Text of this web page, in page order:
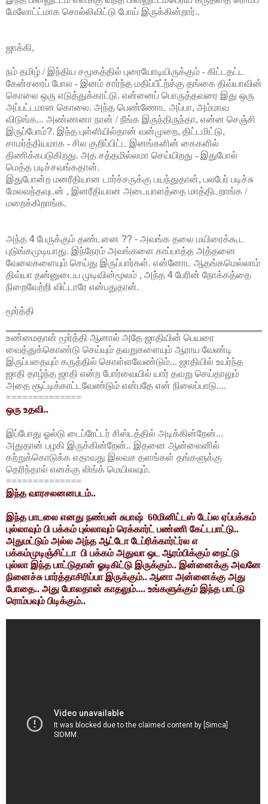
மேலோட்ட்மாக சொல்லிவிட்டு போய் இருக்கின்றார்..
ஜாக்கி,
நம் தமிழ் / இந்திய சமூகத்தில் புரையோடியிருக்கும் - கிட்டதட்ட
கேன்சரைப் போல - இனம் சார்ந்த மதிப்பீட்ற்க்கு தங்கை திவ்யாவின்
கொலை ஒரு எடுத்துக்காட்டு. என்னைப் பொருத்தவரை இது ஒரு
அப்பட்டமான கொலை. அந்த பெண்ணோட அப்பா, அம்மாவ
விடுங்க... அண்ணனா நான் / நீங்க இருந்திருந்தா, என்ன செஞ்சி
இருப்போம்?. இந்த புள்ளியில்தான் வன்முறை, திட்டமிட்டு,
சாமர்த்தியமாக - சில குறிப்பிட்ட இனங்களின் கைகளில்
திணிக்கபடுகிறது. அத சத்தமில்லமா செய்யிறது - இதுபோல்
மெத்த படிச்சவங்கதான்.
இதுபோன்ற மனரீதியான டார்ச்சருக்கு பயந்துதான், பலபேர் படிச்சு
மேலவந்தவுடன் , இனரீதியான அடையாளத்தை மாத்திடறாங்க /
மறைக்கிறாங்க.
அந்த 4 பேருக்கும் தண்டனை ?? - அவங்க தலை மயிரைக்கூட
புடுங்கமுடியாது. இந்நேரம் அவங்களை காப்பாத்த அத்தனை
வேலைகளையும் செய்து இருப்பார்கள். என்னோட ஆதங்கமெல்லாம்
திவ்யா தன்னுடைய முடிவின்மூலம் , அந்த 4 பேரின் நோக்கத்தை
நிறைவேற்றி விட்டாரே என்பதுதான்.
மூர்த்தி
உண்மைதான் மூர்த்தி ஆனால் அதே ஜாதியின் பெயரை
வைத்துக்கொண்டு செய்யும் தவறுகளையும் ஆராய வேண்டி
இருப்பதையும் கருத்தில் கொள்ளவேண்டும்... ஜாதியில் உயர்ந்த
ஜாதி தாழ்ந்த ஜாதி என்ற போர்வையில் யார் தவறு செய்தாலும்
அதை சூட்டிக்காட்டவேண்டும் என்பதே என் நிலைப்பாடு....
==============
ஒரு உதவி..
இப்போது ஓல்டு டைப்ரேட்டர் சிஸ்டத்தில் அடிக்கின்றேன்...
அதுதான் பழகி இருக்கின்றேன்.. இதனை ஆன்லைனில்
கற்றுக்கொடுக்க எதாவது இலவச தளங்கள் தங்களுக்கு
தெரிந்தால் எனக்கு லிங்க் மெயிலவும்.
==============
இந்த வாரசலனனபடம்..
இந்த பாடலை எனது நண்பன் சுபாஷ் 60மினிட்டஸ் டேப்ல ஏப்பக்கம்
புல்லாவும் பி பக்கம் புல்லாவும் ரெக்கார்ட் பண்ணி கேட்டபாட்டு..
அதுமட்டும் அல்ல அந்த ஆட்டோ டேப்ரிக்கார்ட்ர்ல எ
பக்கம்முடிஞ்சிட்டா பி பக்கம் அதுவா ஒட ஆரம்பிக்கும் நைட்டு
புல்லா இந்த பாட்டுதான் ஓடிகிட்டு இருக்கும்.. இன்னைக்கு அவனே
நினைச்சு பார்த்தாசிரிப்பா இருக்கும்.. ஆனா அன்னைக்கு அது
போதை.. அது போலதான் காதலும்.... உங்களுக்கும் இந்த பாட்டு
ரொம்பவும் பிடிக்கும்..